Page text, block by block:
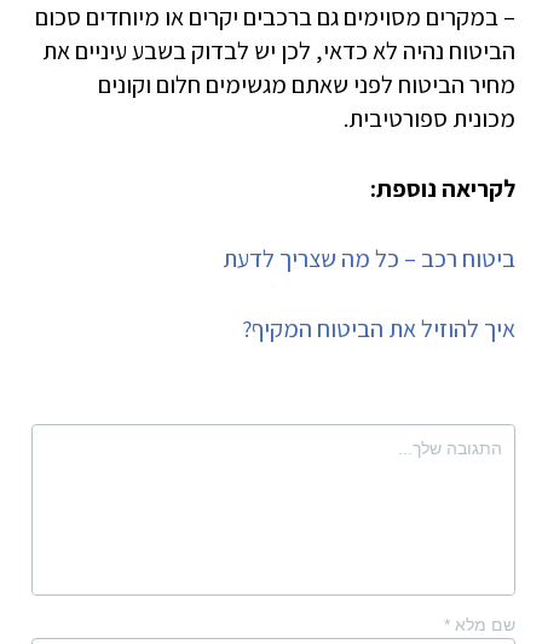
– במקרים מסוימים גם ברכבים יקרים או מיוחדים סכום
הביטוח נהיה לא כדאי, לכן יש לבדוק בשבע עיניים את
מחיר הביטוח לפני שאתם מגשימים חלום וקונים
מכונית ספורטיבית.
לקריאה נוספת:
ביטוח רכב – כל מה שצריך לדעת
איך להוזיל את הביטוח המקיף?
שם מלא *